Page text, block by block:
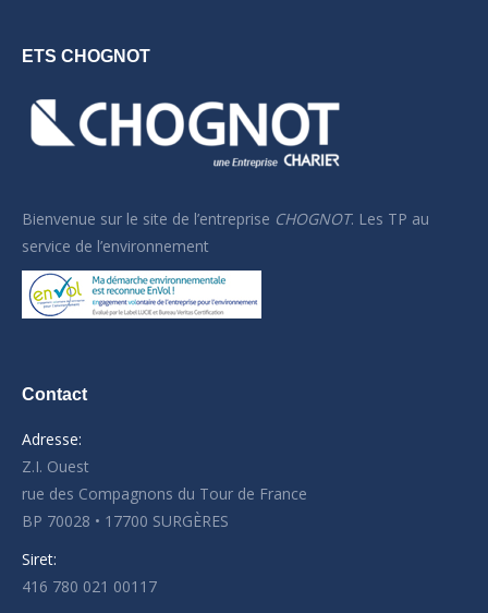
ETS CHOGNOT
Bienvenue sur le site de l’entreprise CHOGNOT. Les TP au
service de l’environnement
Contact
Adresse:
Z.I. Ouest
rue des Compagnons du Tour de France
BP 70028 • 17700 SURGÈRES
Siret:
416 780 021 00117